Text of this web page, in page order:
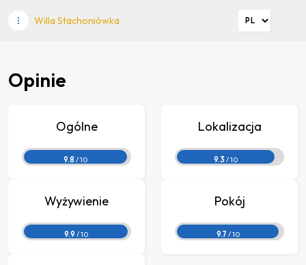
Willa Stachoniówka
Opinie
Ogólne
9.8 / 10
Lokalizacja
9.3/ 10
Wyżywienie
9.9 / 10
Pokój
9.7 / 10